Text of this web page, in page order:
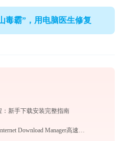
毒霸”，用电脑医生修复
新手下载安装完整指南
IDM下载工具使用教程：Internet Download Manager高速下载与视频抓取完全指南